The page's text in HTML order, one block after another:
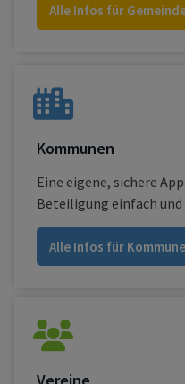
Alle Infos für
Kommunen
Eine eigene, sichere
Beteiligung einfach
Alle Infos für
Vereine